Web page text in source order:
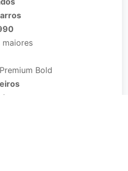
maiores
Bold